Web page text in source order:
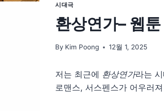
시대극
환상연가– 웹
By Kim Poong 12월 1, 2025
저는 최근에 환상연가라는
로맨스, 서스펜스가 어우러